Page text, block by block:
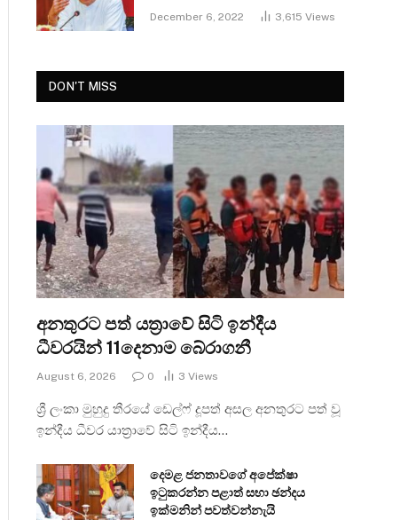
December 6, 2022 3,615 Views
DON'T MISS
අනතුරට පත් යත්‍රාවේ සිටි ඉන්දීය
ධීවරයින් 11දෙනාම බේරාගනී
August 6, 2026 0 3 Views
ශ්‍රී ලංකා මුහුදු තීරයේ ඩෙල්ෆ් දූපත් අසල අනතුරට පත් වූ
ඉන්දීය ධීවර යාත්‍රාවේ සිටි ඉන්දීය…
දෙමළ ජනතාවගේ අපේක්ෂා
ඉටුකරන්න පළාත් සභා ඡන්දය
ඉක්මනින් පවත්වන්නැයි